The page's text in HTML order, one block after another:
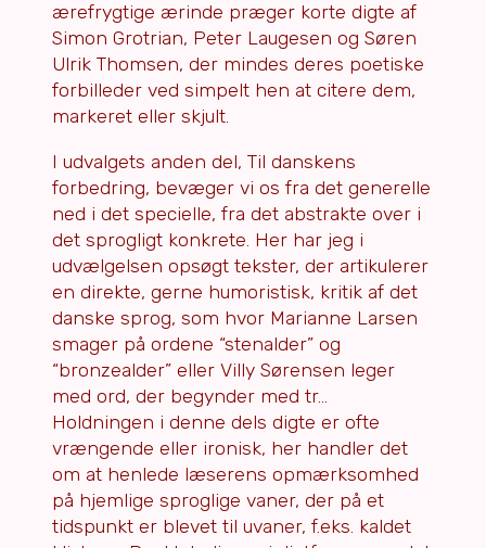
ærefrygtige ærinde præger korte digte af
Simon Grotrian, Peter Laugesen og Søren
Ulrik Thomsen, der mindes deres poetiske
forbilleder ved simpelt hen at citere dem,
markeret eller skjult.
I udvalgets anden del, Til danskens
forbedring, bevæger vi os fra det generelle
ned i det specielle, fra det abstrakte over i
det sprogligt konkrete. Her har jeg i
udvælgelsen opsøgt tekster, der artikulerer
en direkte, gerne humoristisk, kritik af det
danske sprog, som hvor Marianne Larsen
smager på ordene “stenalder” og
“bronzealder” eller Villy Sørensen leger
med ord, der begynder med tr…
Holdningen i denne dels digte er ofte
vrængende eller ironisk, her handler det
om at henlede læserens opmærksomhed
på hjemlige sproglige vaner, der på et
tidspunkt er blevet til uvaner, f.eks. kaldet